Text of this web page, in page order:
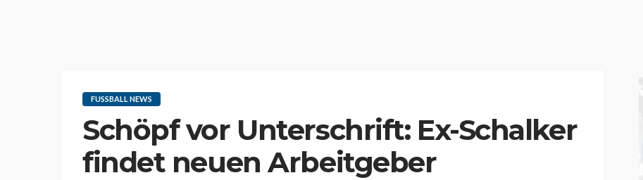
FUSSBALL NEWS
Schöpf vor Unterschrift: Ex-Schalker
findet neuen Arbeitgeber